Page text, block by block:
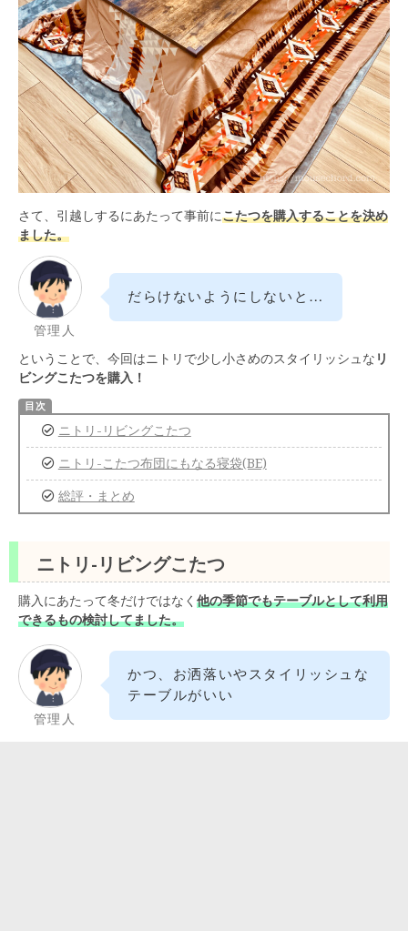
さて、引越しするにあたって事前にこたつを購入することを決め
ました。
管理人
だらけないようにしないと…
ということで、今回はニトリで少し小さめのスタイリッシュな リ
ビングこたつを購入！
ニトリ-リビングこたつ
ニトリ-こたつ布団にもなる寝袋(BE)
総評・まとめ
ニトリ-リビングこたつ
購入にあたって冬だけではなく 他の季節でもテーブルとして利用
できるもの検討してました。
管理人
かつ、お洒落いやスタイリッシュな
テーブルがいい